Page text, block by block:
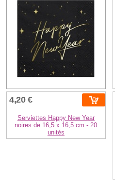
4,20 €
Serviettes Happy New Year
noires de 16,5 x 16,5 cm - 20
unités